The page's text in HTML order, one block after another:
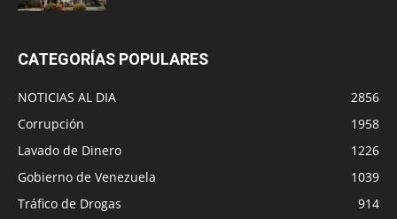
CATEGORÍAS POPULARES
NOTICIAS AL DIA
2856
Corrupción
1958
Lavado de Dinero
1226
Gobierno de Venezuela
1039
Tráfico de Drogas
914